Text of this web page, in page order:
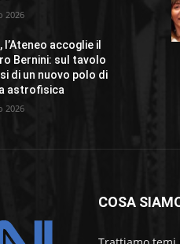
2026
l’Ateneo accoglie il
Bernini: sul tavolo
di un nuovo polo di
astrofisica
2026
COSA